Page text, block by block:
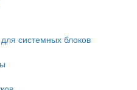
системных блоков